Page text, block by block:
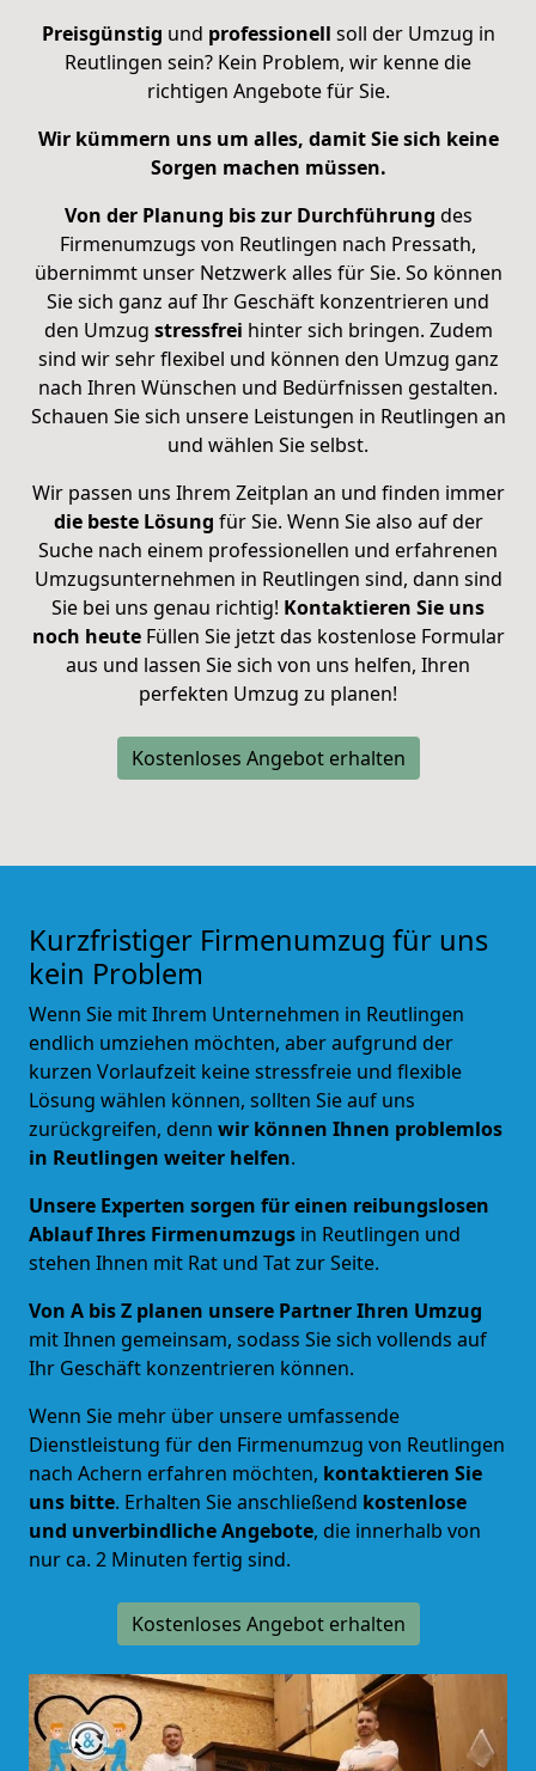
Preisgünstig und professionell soll der Umzug in
Reutlingen sein? Kein Problem, wir kenne die
richtigen Angebote für Sie.
Wir kümmern uns um alles, damit Sie sich keine
Sorgen machen müssen.
Von der Planung bis zur Durchführung des
Firmenumzugs von Reutlingen nach Pressath,
übernimmt unser Netzwerk alles für Sie. So können
Sie sich ganz auf Ihr Geschäft konzentrieren und
den Umzug stressfrei hinter sich bringen. Zudem
sind wir sehr flexibel und können den Umzug ganz
nach Ihren Wünschen und Bedürfnissen gestalten.
Schauen Sie sich unsere Leistungen in Reutlingen an
und wählen Sie selbst.
Wir passen uns Ihrem Zeitplan an und finden immer
die beste Lösung für Sie. Wenn Sie also auf der
Suche nach einem professionellen und erfahrenen
Umzugsunternehmen in Reutlingen sind, dann sind
Sie bei uns genau richtig! Kontaktieren Sie uns
noch heuteFüllen Sie jetzt das kostenlose Formular
aus und lassen Sie sich von uns helfen, Ihren
perfekten Umzug zu planen!
Kostenloses Angebot erhalten
Kurzfristiger Firmenumzug für uns
kein Problem
Wenn Sie mit Ihrem Unternehmen in Reutlingen
endlich umziehen möchten, aber aufgrund der
kurzen Vorlaufzeit keine stressfreie und flexible
Lösung wählen können, sollten Sie auf uns
zurückgreifen, denn wir können Ihnen problemlos
in Reutlingen weiter helfen.
Unsere Experten sorgen für einen reibungslosen
Ablauf Ihres Firmenumzugs in Reutlingen und
stehen Ihnen mit Rat und Tat zur Seite.
Von A bis Z planen unsere Partner Ihren Umzug
mit Ihnen gemeinsam, sodass Sie sich vollends auf
Ihr Geschäft konzentrieren können.
Wenn Sie mehr über unsere umfassende
Dienstleistung für den Firmenumzug von Reutlingen
nach Achern erfahren möchten, kontaktieren Sie
uns bitte. Erhalten Sie anschließend kostenlose
und unverbindliche Angebote, die innerhalb von
nur ca. 2 Minuten fertig sind.
Kostenloses Angebot erhalten